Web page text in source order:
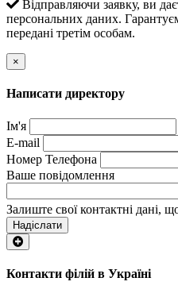
Відправляючи заявку, ви
персональних даних.
передані третім особам.
×
Написати директору
Ім'я
E-mail
Номер Телефона
Ваше повідомлення
Залиште свої контактні дані,
Надіслати
Контакти філій в Україні